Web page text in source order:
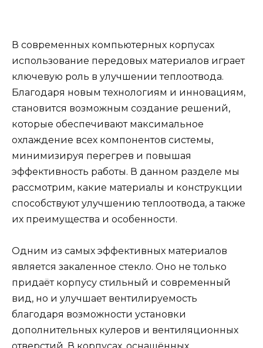
В современных компьютерных корпусах
использование передовых материалов играет
ключевую роль в улучшении теплоотвода.
Благодаря новым технологиям и инновациям,
становится возможным создание решений,
которые обеспечивают максимальное
охлаждение всех компонентов системы,
минимизируя перегрев и повышая
эффективность работы. В данном разделе мы
рассмотрим, какие материалы и конструкции
способствуют улучшению теплоотвода, а также
их преимущества и особенности.
Одним из самых эффективных материалов
является закаленное стекло. Оно не только
придаёт корпусу стильный и современный
вид, но и улучшает вентилируемость
благодаря возможности установки
дополнительных кулеров и вентиляционных